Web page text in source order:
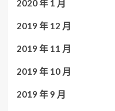
2020 年 1 月
2019 年 12 月
2019 年 11 月
2019 年 10 月
2019 年 9 月